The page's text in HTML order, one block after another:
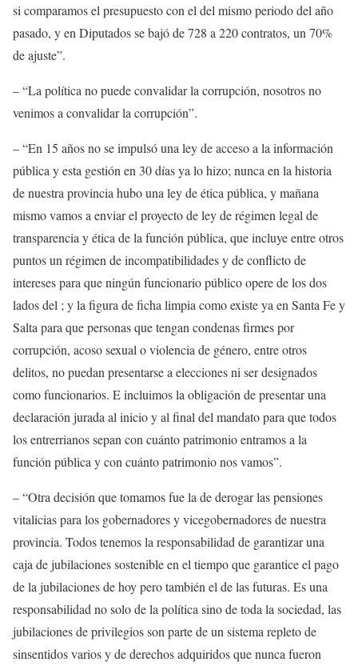
si comparamos el presupuesto con el del mismo periodo del año
pasado, y en Diputadosse bajó de 728 a 220 contratos, un 70%
de ajuste”.
– “La política no puede convalidar la corrupción, nosotros no
venimos a convalidar la corrupción”.
– “En 15 años no se impulsó una ley de acceso a la información
pública y esta gestión en 30 días ya lo hizo; nunca en la historia
de nuestra provincia hubo una ley de ética pública, y mañana
mismo vamos a enviar el proyecto de ley de régimen legal de
transparencia y ética de la función pública, queincluye entre otros
puntos un régimen de incompatibilidades y de conflicto de
intereses para que ningún funcionariopúblico opere de los dos
lados del ; y la figura de ficha limpia como existe ya en Santa Fe y
Salta para que personas que tengan condenas firmes por
corrupción, acoso sexual o violencia de género, entre otros
delitos, no puedan presentarsea elecciones ni ser designados
como funcionarios. Eincluimos la obligación de presentar una
declaración jurada al inicio y al final del mandato para que todos
los entrerrianos sepan con cuánto patrimonio entramos a la
función pública y con cuánto patrimonio nos vamos”.
– “Otra decisión que tomamos fue la de derogar las pensiones
vitalicias para los gobernadores yvicegobernadores de nuestra
provincia. Todos tenemos la responsabilidad de garantizar una
caja de jubilaciones sostenible en el tiempo que garantice el pago
de la jubilaciones de hoy pero también el de lasfuturas. Es una
responsabilidad no solo de la política sino de toda la sociedad, las
jubilaciones de privilegios son parte de un sistema repleto de
sinsentidosvarios y de derechos adquiridos que nunca fueron